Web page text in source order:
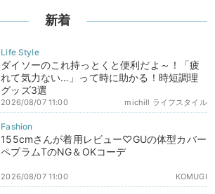
新着
ダイソーのこれ持っとくと便利だよ～！「疲
れて気力ない…」って時に助かる！時短調理
グッズ3選
michill ライフスタイル
2026/08/07 11:00
155cmさんが着用レビュー♡GUの体型カバー
ペプラムTのNG＆OKコーデ
KOMUGI
2026/08/07 11:00